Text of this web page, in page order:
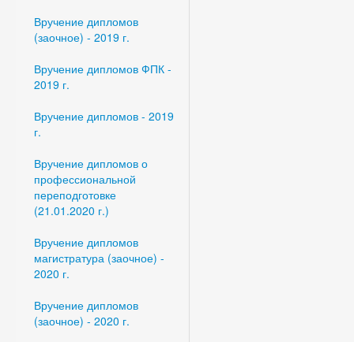
Вручение дипломов
(заочное) - 2019 г.
Вручение дипломов ФПК -
2019 г.
Вручение дипломов - 2019
г.
Вручение дипломов о
профессиональной
переподготовке
(21.01.2020 г.)
Вручение дипломов
магистратура (заочное) -
2020 г.
Вручение дипломов
(заочное) - 2020 г.